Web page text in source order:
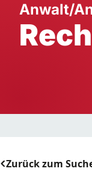
Ausbildung
Anwalt/
Zurück zum